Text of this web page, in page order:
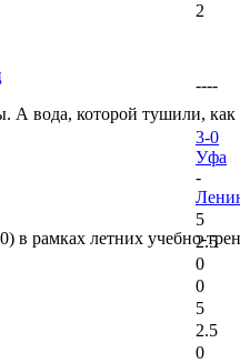
вода, которой тушили, как
в рамках летних учебно-
2
----
3-0
Уфа
-
5
2.5
0
0
5
2.5
0